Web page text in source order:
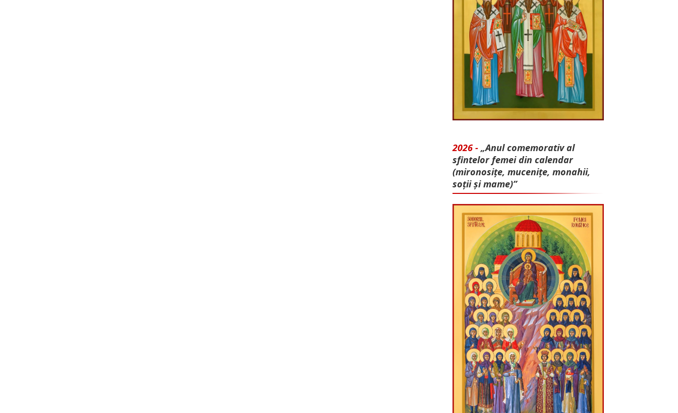
2026 - „Anul comemorativ al
sfintelor femei din calendar
(mironosițe, mu­cenițe, monahii,
soții și mame)”